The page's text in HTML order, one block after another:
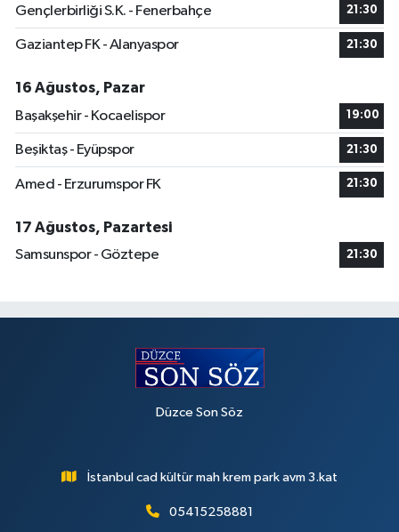
Gençlerbirliği S.K. - Fenerbahçe 21:30
Gaziantep FK - Alanyaspor 21:30
16 Ağustos, Pazar
Başakşehir - Kocaelispor
19:00
Beşiktaş - Eyüpspor 21:30
Amed - Erzurumspor FK 21:30
17 Ağustos, Pazartesi
Samsunspor - Göztepe
21:30
Düzce Son Söz
İstanbul cad kültür mah krem park avm 3.kat
05415258881